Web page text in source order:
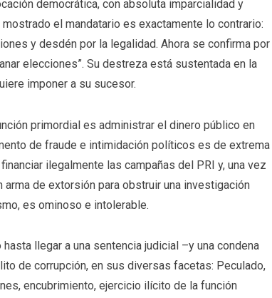
democrática, con absoluta imparcialidad y
el mandatario es exactamente lo contrario:
y desdén por la legalidad. Ahora se confirma por
elecciones”. Su destreza está sustentada en la
imponer a su sucesor.
primordial es administrar el dinero público en
de fraude e intimidación políticos es de extrema
ilegalmente las campañas del PRI y, una vez
de extorsión para obstruir una investigación
es ominoso e intolerable.
llegar a una sentencia judicial –y una condena
de corrupción, en sus diversas facetas: Peculado,
encubrimiento, ejercicio ilícito de la función